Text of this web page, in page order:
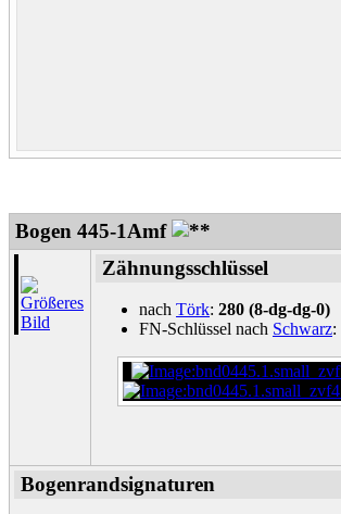
Bogen 445-1Amf
Zähnungsschlüssel
nach Törk: 280 (8-dg-dg-0)
FN-Schlüssel nach Schwarz:
Bogenrandsignaturen